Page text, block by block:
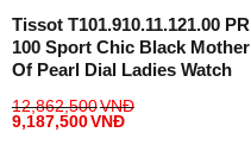
Tissot T101.910.11.121.00 PR
100 Sport Chic Black Mother
Of Pearl Dial Ladies Watch
12,862,500VNĐ
9,187,500VNĐ